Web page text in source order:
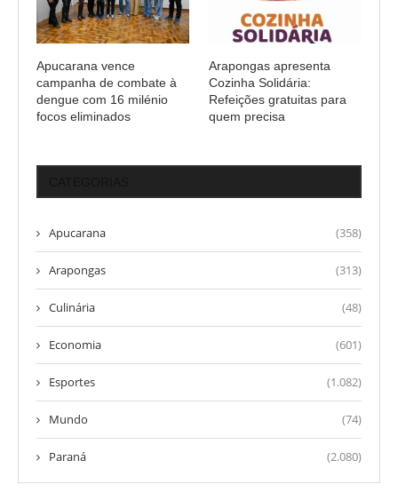
Apucarana vence
campanha de combate à
dengue com 16 milénio
focos eliminados
Arapongas apresenta
Cozinha Solidária:
Refeições gratuitas para
quem precisa
Apucarana (358)
Arapongas (313)
Culinária (48)
Economia (601)
Esportes (1.082)
Mundo (74)
Paraná (2.080)